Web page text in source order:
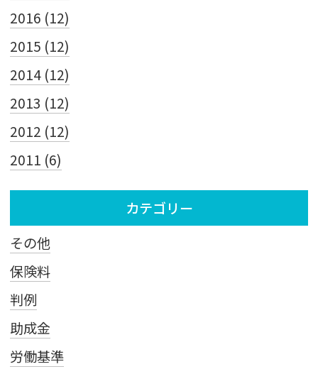
2016 (12)
2015 (12)
2014 (12)
2013 (12)
2012 (12)
2011 (6)
カテゴリー
その他
保険料
判例
助成金
労働基準